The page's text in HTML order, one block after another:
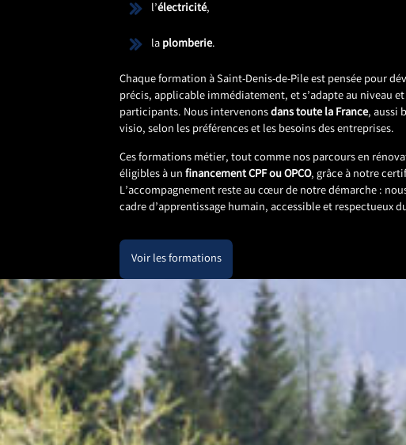
l’électricité,
laplomberie.
Chaque formation à Saint-Denis-de-Pile est pensée pour
précis, applicable immédiatement, et s’adapte au niveau
participants. Nous intervenonsdans toute la France, aussi
visio, selon les préférences et les besoins des entreprises.
Ces formations métier, tout comme nos parcours en
éligibles à unfinancement CPF ou OPCO, grâce à notre
L’accompagnement reste au cœur de notre démarche :
cadre d’apprentissage humain, accessible et respectueux
Voir les formations